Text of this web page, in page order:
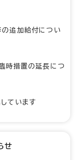
追加給付につい
時措置の延長につ
ています
せ